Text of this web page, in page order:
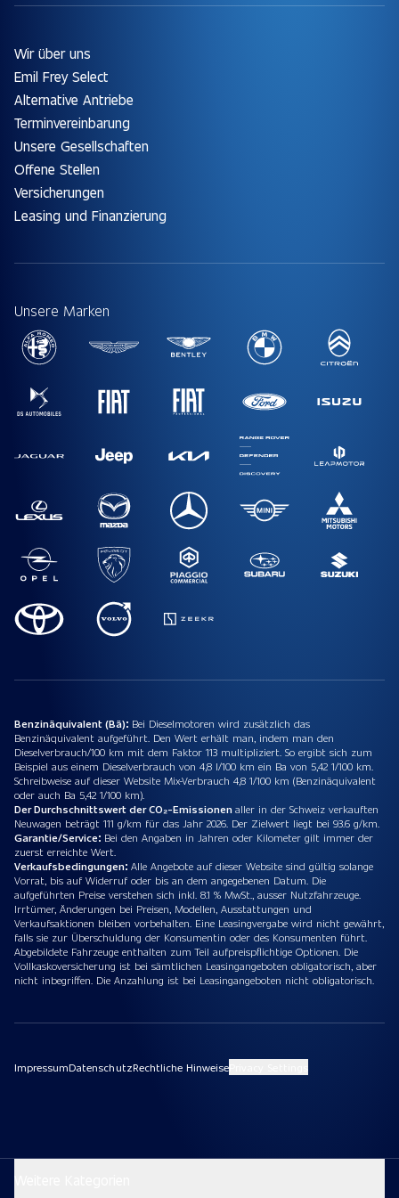
Wir über uns
Emil Frey Select
Alternative Antriebe
Terminvereinbarung
Unsere Gesellschaften
Offene Stellen
Versicherungen
Leasing und Finanzierung
Unsere Marken
Benzinäquivalent (Bä): Bei Dieselmotoren wird zusätzlich das
Benzinäquivalent aufgeführt. Den Wert erhält man, indem man den
Dieselverbrauch/100 km mit dem Faktor 113 multipliziert. So ergibt sich zum
Beispiel aus einem Dieselverbrauch von 4,8 l/100 km ein Ba von 5,42 1/100 km.
Schreibweise auf dieser Website Mix-Verbrauch 4,8 1/100 km (Benzinäquivalent
oder auch Ba 5,42 1/100 km).
Der Durchschnittswert der CO₂-Emissionenaller in der Schweiz verkauften
Neuwagen beträgt 111 g/km für das Jahr 2026. Der Zielwert liegt bei 93.6 g/km.
Garantie/Service: Bei den Angaben in Jahren oder Kilometer gilt immer der
zuerst erreichte Wert.
Verkaufsbedingungen: Alle Angebote auf dieser Website sind gültig solange
Vorrat, bis auf Widerruf oder bis an dem angegebenen Datum. Die
aufgeführten Preise verstehen sich inkl. 8.1 % MwSt., ausser Nutzfahrzeuge.
Irrtümer, Änderungen bei Preisen, Modellen, Ausstattungen und
Verkaufsaktionen bleiben vorbehalten. Eine Leasingvergabe wird nicht gewährt,
falls sie zur Überschuldung der Konsumentin oder des Konsumenten führt.
Abgebildete Fahrzeuge enthalten zum Teil aufpreispflichtige Optionen. Die
Vollkaskoversicherung ist bei sämtlichen Leasingangeboten obligatorisch, aber
nicht inbegriffen. Die Anzahlung ist bei Leasingangeboten nicht obligatorisch.
ImpressumDatenschutzRechtliche Hinweise